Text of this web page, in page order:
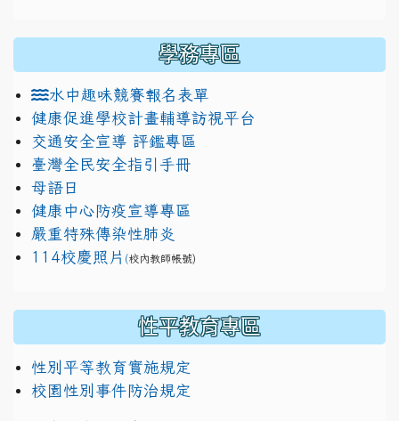
學務專區
水中趣味競賽報名表單
健康促進學校計畫輔導訪視平台
交通安全宣導 評鑑專區
臺灣全民安全指引手冊
母語日
健康中心防疫宣導專區
嚴重特殊傳染性肺炎
114校慶照片 (校內教師帳號)
性平教育專區
性別平等教育實施規定
校園性別事件防治規定